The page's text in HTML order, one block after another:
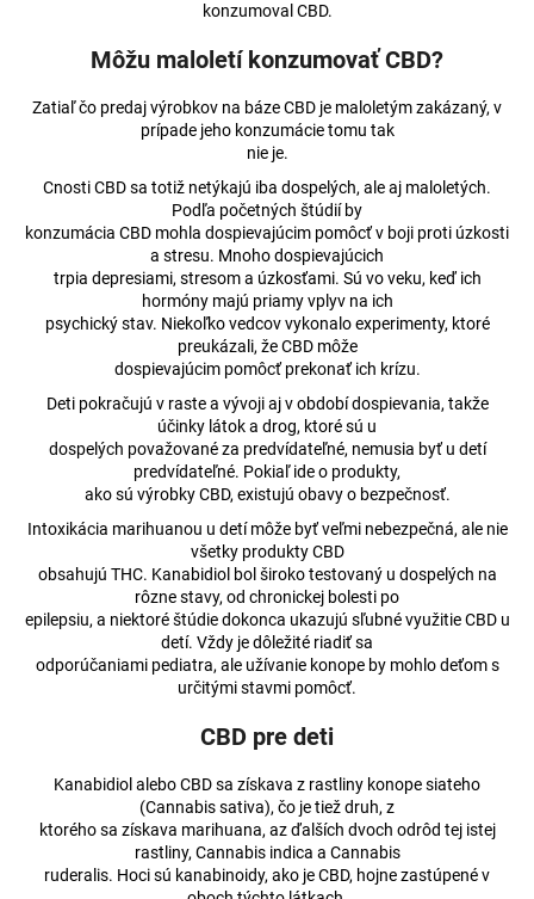
konzumoval CBD.
Môžu maloletí konzumovať CBD?
Zatiaľ čo predaj výrobkov na báze CBD je maloletým zakázaný, v
prípade jeho konzumácie tomu tak
nie je.
Cnosti CBD sa totiž netýkajú iba dospelých, ale aj maloletých.
Podľa početných štúdií by
konzumácia CBD mohla dospievajúcim pomôcť v boji proti úzkosti
a stresu. Mnoho dospievajúcich
trpia depresiami, stresom a úzkosťami. Sú vo veku, keď ich
hormóny majú priamy vplyv na ich
psychický stav. Niekoľko vedcov vykonalo experimenty, ktoré
preukázali, že CBD môže
dospievajúcim pomôcť prekonať ich krízu.
Deti pokračujú v raste a vývoji aj v období dospievania, takže
účinky látok a drog, ktoré sú u
dospelých považované za predvídateľné, nemusia byť u detí
predvídateľné. Pokiaľ ide o produkty,
ako sú výrobky CBD, existujú obavy o bezpečnosť.
Intoxikácia marihuanou u detí môže byť veľmi nebezpečná, ale nie
všetky produkty CBD
obsahujú THC. Kanabidiol bol široko testovaný u dospelých na
rôzne stavy, od chronickej bolesti po
epilepsiu, a niektoré štúdie dokonca ukazujú sľubné využitie CBD u
detí. Vždy je dôležité riadiť sa
odporúčaniami pediatra, ale užívanie konope by mohlo deťom s
určitými stavmi pomôcť.
CBD pre deti
Kanabidiol alebo CBD sa získava z rastliny konope siateho
(Cannabis sativa), čo je tiež druh, z
ktorého sa získava marihuana, az ďalších dvoch odrôd tej istej
rastliny, Cannabis indica a Cannabis
ruderalis. Hoci sú kanabinoidy, ako je CBD, hojne zastúpené v
Pôvodne:
€4,03